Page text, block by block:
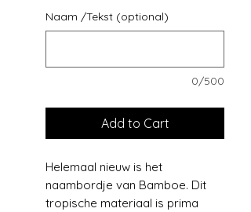
Naam /Tekst (optional)
0/500
Add to Cart
Helemaal nieuw is het
naambordje van Bamboe. Dit
tropische materiaal is prima